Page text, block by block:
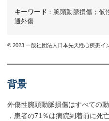
キーワード ：腕頭動脈損傷；仮
通外傷
© 2023 一般社団法人日本先天性心疾患イ
背景
外傷性腕頭動脈損傷はすべての
，患者の71％は病院到着前に死